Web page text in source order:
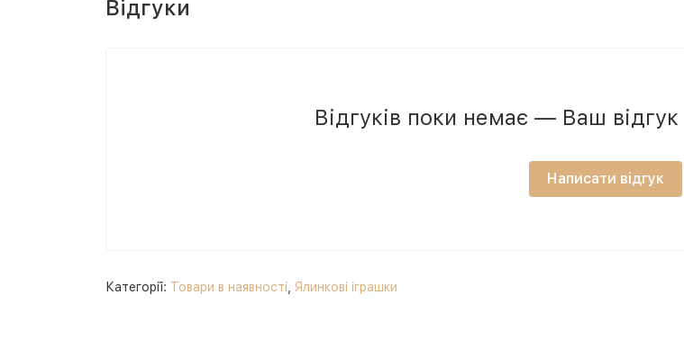
Відгуки
Відгуків поки немає — Ваш
Написати відгук
Категорії: Товари в наявності Ялинкові іграшки